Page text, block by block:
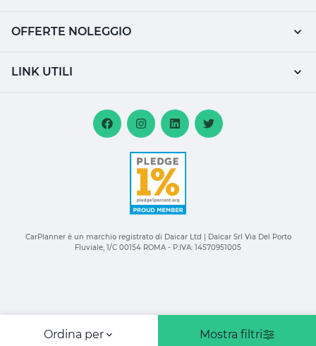
Ordina per Mostra filtri
OFFERTE NOLEGGIO
LINK UTILI
CarPlanner è un marchio registrato di Daicar Ltd | Daicar Srl Via Del Porto
Fluviale, 1/C 00154 ROMA - P.IVA: 14570951005